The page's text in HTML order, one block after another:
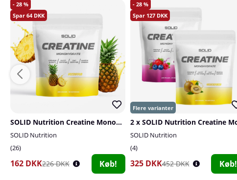
28
64
SOLID Nutrition Creatine Monohydrate, 400 g
SOLID Nutrition
26
162 DKK226 DKK Køb!
28
127
SOLID Nutrition
4
325 DKK452 DKK Køb!